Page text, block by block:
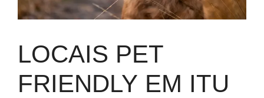
LOCAIS PET
FRIENDLY EM ITU